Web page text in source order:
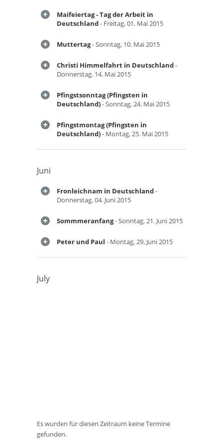
Maifeiertag - Tag der Arbeit in
Deutschland- Freitag, 01. Mai 2015
Muttertag- Sonntag, 10. Mai 2015
Christi Himmelfahrt in Deutschland-
Donnerstag, 14. Mai 2015
Pfingstsonntag (Pfingsten in
Deutschland)- Sonntag, 24. Mai 2015
Pfingstmontag (Pfingsten in
Deutschland)- Montag, 25. Mai 2015
Juni
Fronleichnam in Deutschland-
Donnerstag, 04. Juni 2015
Sommmeranfang- Sonntag, 21. Juni 2015
Peter und Paul - Montag, 29. Juni 2015
July
Es wurden für diesen Zeitraum keine Termine
gefunden.